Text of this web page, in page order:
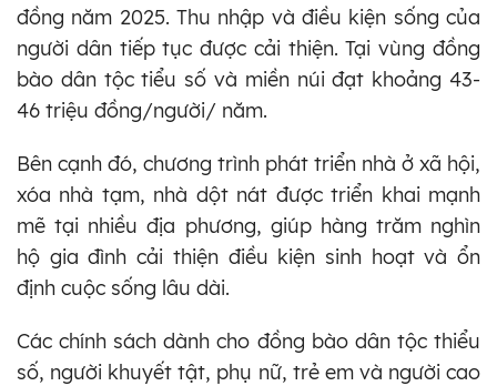
đồng năm 2025. Thu nhập và điều kiện sống của
người dân tiếp tục được cải thiện. Tại vùng đồng
bào dân tộc tiểu số và miền núi đạt khoảng 43-
46 triệu đồng/người/ năm.
Bên cạnh đó, chương trình phát triển nhà ở xã hội,
xóa nhà tạm, nhà dột nát được triển khai mạnh
mẽ tại nhiều địa phương, giúp hàng trăm nghìn
hộ gia đình cải thiện điều kiện sinh hoạt và ổn
định cuộc sống lâu dài.
Các chính sách dành cho đồng bào dân tộc thiểu
số, người khuyết tật, phụ nữ, trẻ em và người cao